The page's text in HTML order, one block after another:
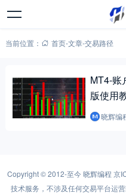
当前位置： 首页-文章-交易路径
MT4-账
版使用
晓辉编
Copyright © 2012-至今晓辉编程 京
技术服务，不涉及任何交易平台运